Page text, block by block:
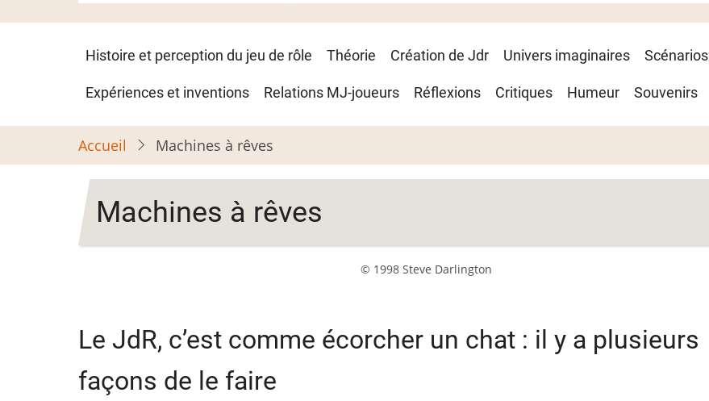
Navigation
principale
Histoire et perception du jeu de rôle Théorie Création de Jdr Univers imaginaires Scénarios
Expériences et inventions Relations MJ-joueurs Réflexions Critiques Humeur Souvenirs
Accueil Machines à rêves
Machines à rêves
© 1998 Steve Darlington
Le JdR, c’est comme écorcher un chat : il y a plusieurs
façons de le faire